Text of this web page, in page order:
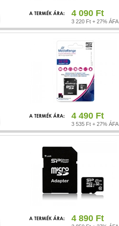
4 090 Ft
3 220 Ft + 27% ÁFA
4 490 Ft
3 535 Ft + 27% ÁFA
4 890 Ft